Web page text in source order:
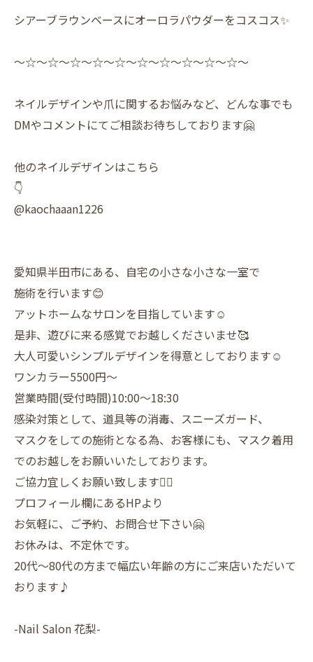
シアーブラウンベースにオーロラパウダーをコスコス✨️
〜☆〜☆〜☆〜☆〜☆〜☆〜☆〜☆〜☆〜☆〜
ネイルデザインや爪に関するお悩みなど、どんな事でも
DMやコメントにてご相談お待ちしております🤗
他のネイルデザインはこちら
👇
@kaochaaan1226
愛知県半田市にある、自宅の小さな小さな一室で
施術を行います😊
アットホームなサロンを目指しています☺️
是非、遊びに来る感覚でお越しくださいませ🥰
大人可愛いシンプルデザインを得意としております☺️
ワンカラー5500円〜
営業時間(受付時間)10:00〜18:30
感染対策として、道具等の消毒、スニーズガード、
マスクをしての施術となる為、お客様にも、マスク着用
でのお越しをお願いいたしております。
ご協力宜しくお願い致します🙇‍♀️
プロフィール欄にあるHPより
お気軽に、ご予約、お問合せ下さい🤗
お休みは、不定休です。
20代〜80代の方まで幅広い年齢の方にご来店いただいて
おります♪
-Nail Salon 花梨-